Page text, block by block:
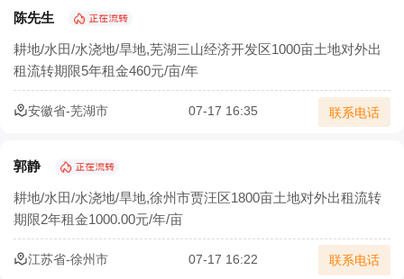
农业部：集体土地经营权流转须2/3村民代表同意
确保承包地经营权流转价格合理
土地流转怎样实施才能实现效益最大化？
北京市农村土地经营权流转价格模型正式发布
宁夏二轮土地延包1634万余亩承包农户涉及100万余户
安徽省农村集体经济组织土地经营权出租合同
陈先生
耕地/水田/水浇地/旱地,芜湖三山经济开发区1000亩土地对外出
租流转期限5年租金460元/亩/年
安徽省-芜湖市 07-17 16:35 联系电话
郭静
耕地/水田/水浇地/旱地,徐州市贾汪区1800亩土地对外出租流转
期限2年租金1000.00元/年/亩
江苏省-徐州市 07-17 16:22 联系电话